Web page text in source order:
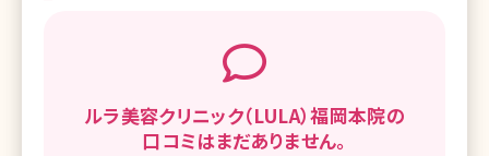
ルラ美容クリニック（LULA）福岡本院の
口コミはまだありません。